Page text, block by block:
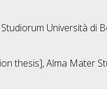
Università di
thesis], Alma Mater